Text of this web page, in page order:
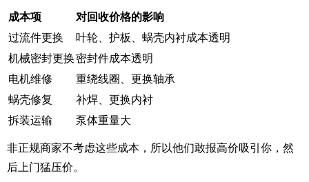
成本项
对回收价格的影响
过流件更换
叶轮、护板、蜗壳内衬成本透明
机械密封更换 密封件成本透明
电机维修
重绕线圈、更换轴承
蜗壳修复
补焊、更换内衬
拆装运输
泵体重量大
非正规商家不考虑这些成本，所以他们敢报高价吸引你，然
后上门猛压价。